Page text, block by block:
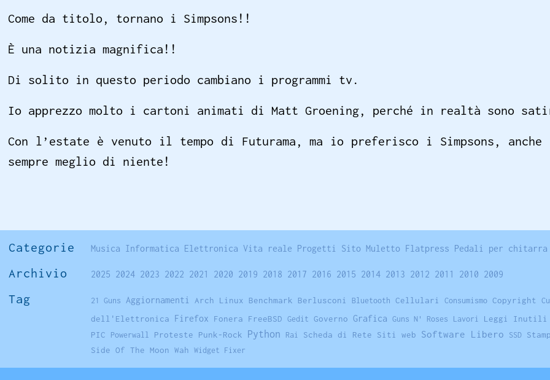
Come da titolo, tornano i Simpsons!!
È una notizia magnifica!!
Di solito in questo periodo cambiano i programmi tv.
Io apprezzo molto i cartoni animati di Matt Groening, perché in realtà sono
Con l’estate è venuto il tempo di Futurama, ma io preferisco i Simpsons,
sempre meglio di niente!
Categorie Musica Informatica Elettronica Vita reale Progetti Sito Muletto Flatpress Pedali per chitarra
Archivio 2025 2024 2023 2022 2021 2020 2019 2018 2017 2016 2015 2014 2013 2012 2011 2010 2009
Tag 21 Guns Aggiornamenti Arch Linux Benchmark Berlusconi Bluetooth Cellulari Consumismo Copyright
dell'Elettronica Firefox Fonera FreeBSD Gedit Governo Grafica Guns N' Roses Lavori
Leggi Inutili
PIC
Powerwall Proteste Punk-Rock Python Rai Scheda di Rete Siti web Software Libero SSD
Side Of The Moon Wah Widget Fixer